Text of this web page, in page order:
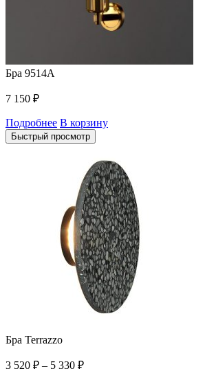
Бра 9514A
7 150 ₽
Подробнее В корзину
Быстрый просмотр
Бра Terrazzo
3 520 ₽ – 5 330 ₽